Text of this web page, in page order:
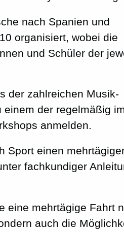
nach Spanien und
organisiert, wobei die
und Schüler der
der zahlreichen Musik-
der regelmäßig
anmelden.
Sport einen
fachkundiger
eine mehrtägige Fahrt
auch die